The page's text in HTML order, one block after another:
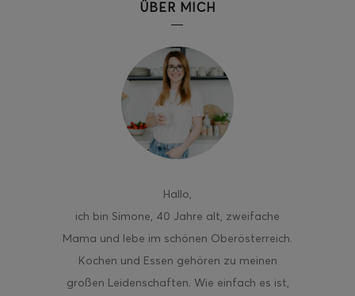
ÜBER MICH
Hallo,
ich bin Simone, 40 Jahre alt, zweifache
Mama und lebe im schönen Oberösterreich.
Kochen und Essen gehören zu meinen
großen Leidenschaften. Wie einfach es ist,